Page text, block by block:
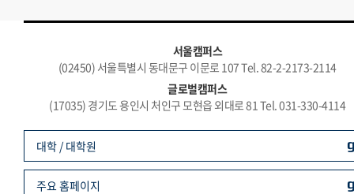
서울캠퍼스
(02450) 서울특별시 동대문구 이문로 107 Tel. 82-2-2173-2114
글로벌캠퍼스
(17035) 경기도 용인시 처인구 모현읍 외대로 81 Tel. 031-330-4114
대학 / 대학원
주요 홈페이지